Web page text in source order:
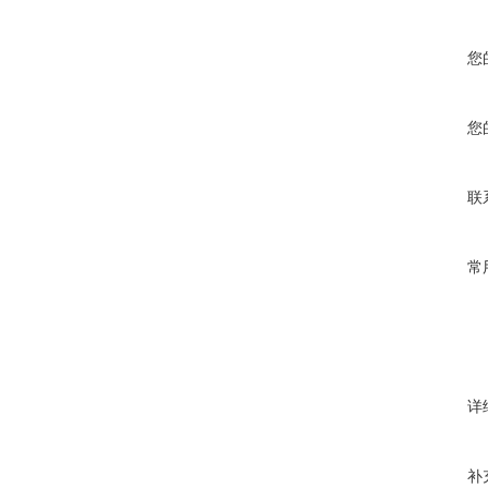
您
您
联
常
详
补